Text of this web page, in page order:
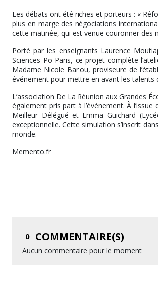
Les débats ont été riches et porteurs : «
plus en marge des négociations
cette matinée, qui est venue couronner des
Porté par les enseignants Laurence
Sciences Po Paris, ce projet complète
Madame Nicole Banou, proviseure de
événement pour mettre en avant les talents
L’association De La Réunion aux Grandes
également pris part à l’événement. À
Meilleur Délégué et Emma Guichard
exceptionnelle. Cette simulation s’inscrit
monde.
Memento.fr
0 COMMENTAIRE(S)
Aucun commentaire pour le moment